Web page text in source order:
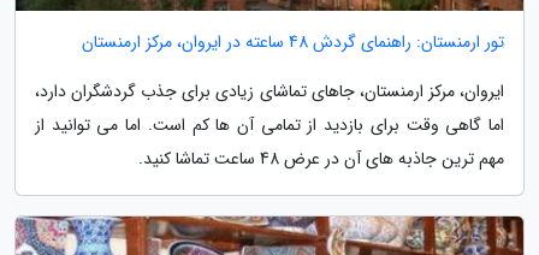
تور ارمنستان: راهنمای گردش 48 ساعته در ایروان، مرکز ارمنستان
ایروان، مرکز ارمنستان، جاهای تماشای زیادی برای جذب گردشگران دارد،
اما گاهی وقت برای بازدید از تمامی آن ها کم است. اما می توانید از
مهم ترین جاذبه های آن در عرض 48 ساعت تماشا کنید.